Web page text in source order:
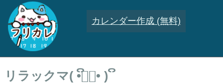
カレンダー作成 (無料)
リラックマ( ິ•ᆺ⃘• )ິ